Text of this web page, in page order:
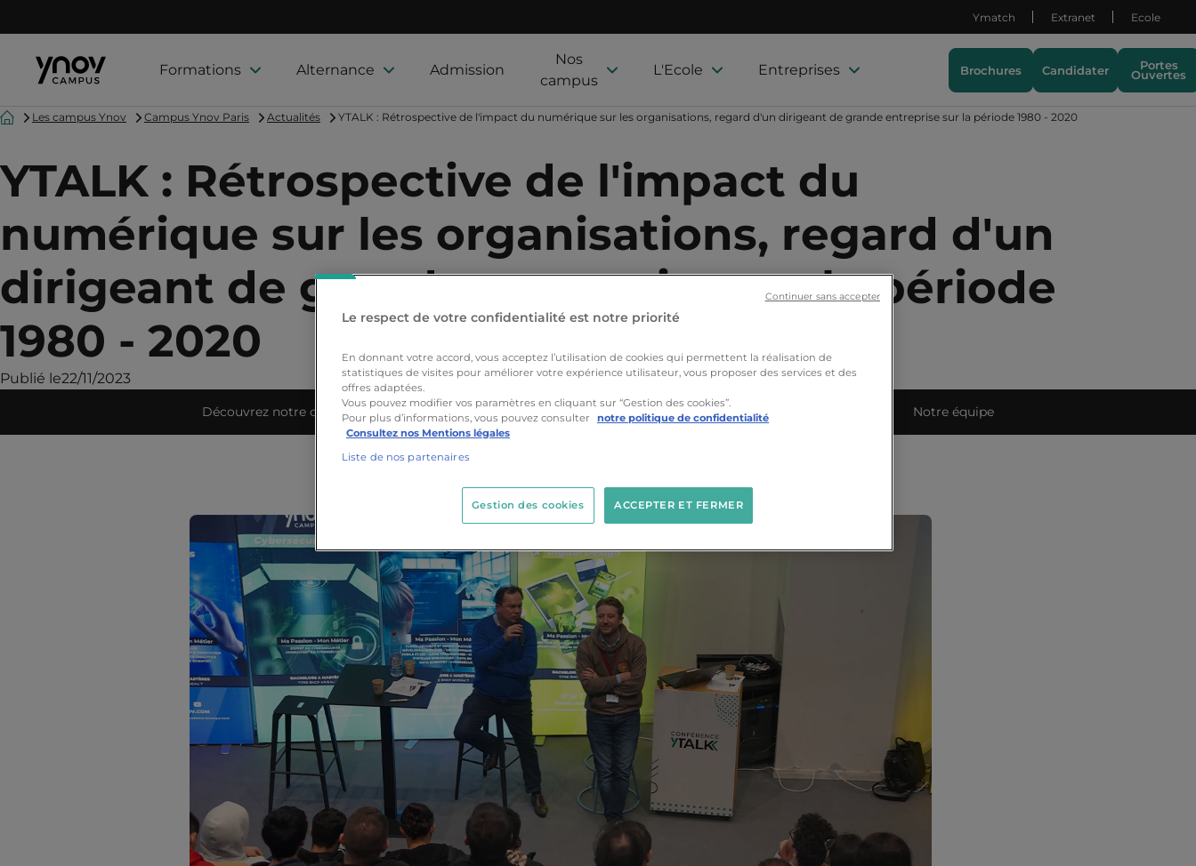
Formations Alternance Admission
Nos
campus
L'Ecole Entreprises
Ymatch Extranet Ecole
Brochures Candidater Portes
Ouvertes
AccueilLes campus Ynov Campus Ynov Paris Actualités YTALK : Rétrospective de l'impact du numérique sur les organisations, regard d'un dirigeant de grande entreprise sur la période 1980 - 2020
YTALK : Rétrospective de l'impact du
numérique sur les organisations, regard d'un
dirigeant de grande entreprise sur la période
1980 - 2020
Publié le22/11/2023
Découvrez notre campus Nos formations Actualités Nos étudiants Notre équipe
Le respect de votre confidentialité est notre priorité
En donnant votre accord, vous acceptez l’utilisation de cookies qui permettent la réalisation de
statistiques de visites pour améliorer votre expérience utilisateur, vous proposer des services et des
offres adaptées.
Vous pouvez modifier vos paramètres en cliquant sur “Gestion des cookies”.
Pour plus d’informations, vous pouvez consulter
notre politique de confidentialité
Consultez nos Mentions légales
Liste de nos partenaires
ACCEPTER ET FERMER
Gestion des cookies
Continuer sans accepter